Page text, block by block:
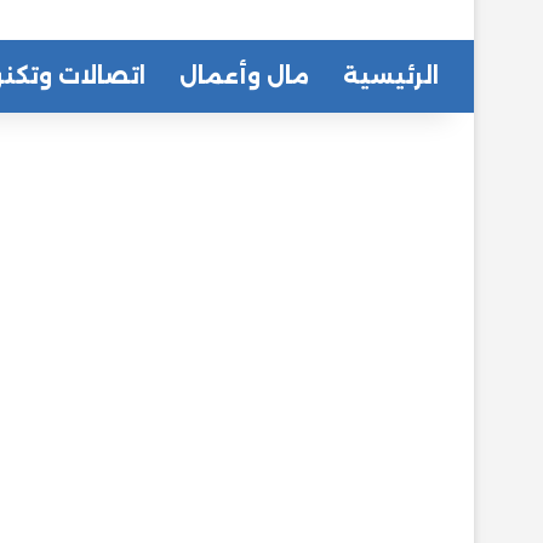
الرئيسية مال وأعمال اتصالات